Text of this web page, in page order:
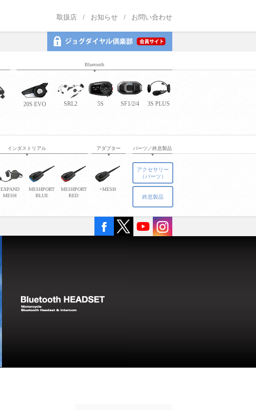
取扱店 お知らせ お問い合わせ
Bluetooth
20S EVO SRL2 5S SF1/2/4 3S PLUS
インダストリアル アダプター パーツ／終息製品
EXPAND
MESH
MESHPORT
BLUE
MESHPORT
RED
+MESH
アクセサリー
（パーツ）
終息製品